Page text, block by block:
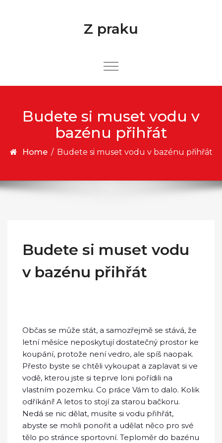
Z praku
Budete si muset vodu v
bazénu přihřát
Home / Budete si muset vodu v bazénu přihřát
Budete si muset vodu
v bazénu přihřát
Občas se může stát, a samozřejmě se stává, že
letní měsíce neposkytují dostatečný prostor ke
koupání, protože není vedro, ale spíš naopak.
Přesto byste se chtěli vykoupat a zaplavat si ve
vodě, kterou jste si teprve loni pořídili na
vlastním pozemku. Co práce Vám to dalo. Kolik
odříkání! A letos to stojí za starou bačkoru.
Nedá se nic dělat, musíte si vodu přihřát,
abyste se mohli ponořit a udělat něco pro své
tělo po stránce sportovní. Teploměr do bazénu